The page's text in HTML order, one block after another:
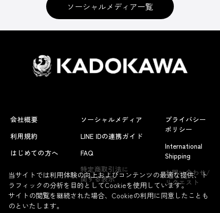
ソーシャルメディア一覧
会社概要
利用規約
はじめての方へ
ソーシャルメディア
LINE IDの連携ガイド
FAQ
特定商取引法に
関する表示
プライバシー
ポリシー
International
Shipping
お問い合わせ/
リクエスト
当サイトでは利用体験の向上およびコンテンツの最適な提供、ト
ラフィックの分析を目的としてCookieを使用しています。
サイトの閲覧を継続された場合、Cookieの利用に同意したことも
のといたします。